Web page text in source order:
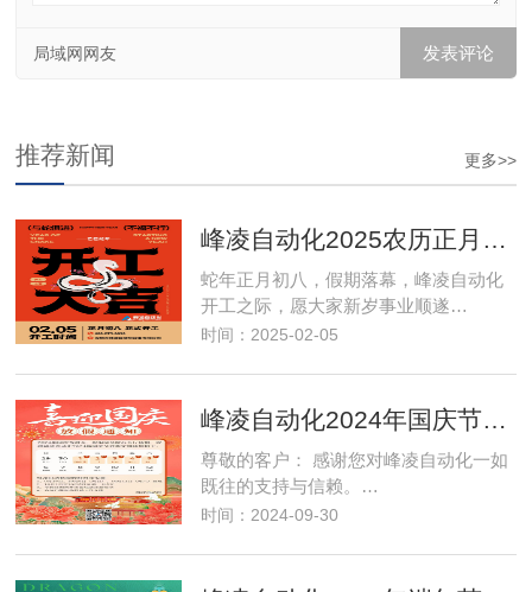
局域网网友
更多>>
推荐新闻
峰凌自动化2025农历正月初八开工大吉
蛇年正月初八，假期落幕，峰凌自动化
开工之际，愿大家新岁事业顺遂…
时间：2025-02-05
峰凌自动化2024年国庆节放假通知
尊敬的客户： 感谢您对峰凌自动化一如
既往的支持与信赖。…
时间：2024-09-30